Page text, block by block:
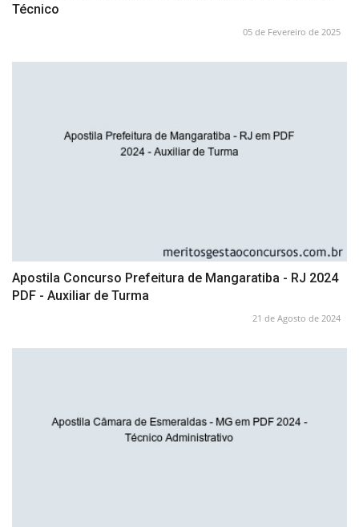
Técnico
05 de Fevereiro de 2025
Apostila Concurso Prefeitura de Mangaratiba - RJ 2024
PDF - Auxiliar de Turma
21 de Agosto de 2024